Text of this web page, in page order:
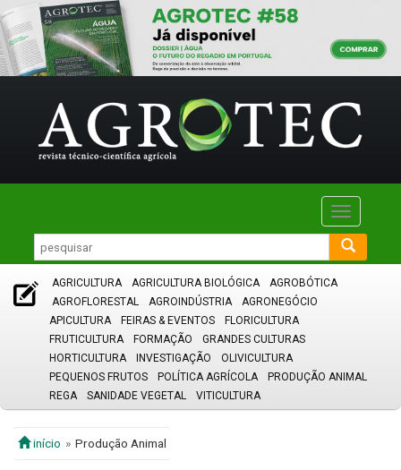
Toggle
AGRICULTURA AGRICULTURA BIOLÓGICA
AGROBÓTICA
AGROFLORESTAL
AGROINDÚSTRIA
AGRONEGÓCIO
APICULTURA
FEIRAS & EVENTOS
FLORICULTURA
FRUTICULTURA
FORMAÇÃO
GRANDES CULTURAS
HORTICULTURA
INVESTIGAÇÃO
OLIVICULTURA
PEQUENOS FRUTOS
POLÍTICA AGRÍCOLA
PRODUÇÃO ANIMAL
REGA
SANIDADE VEGETAL VITICULTURA
início Produção Animal